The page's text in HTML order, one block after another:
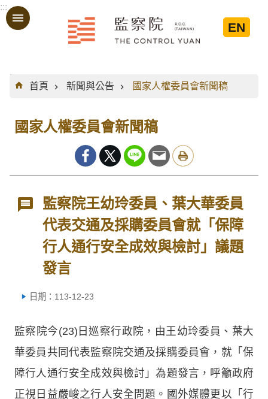
跳到主要內容區塊
:::
EN
:::
首頁
新聞與公告 國家人權委員會新聞稿
國家人權委員會新聞稿
監察院王幼玲委員、葉大華委員
代表交通及採購委員會就「保障
行人通行安全成效與檢討」議題
發言
日期：113-12-23
監察院今(23)日巡察行政院，由王幼玲委員、葉大
華委員共同代表監察院交通及採購委員會，就「保
障行人通行安全成效與檢討」為題發言，呼籲政府
正視日益嚴峻之行人安全問題。國外媒體更以「行